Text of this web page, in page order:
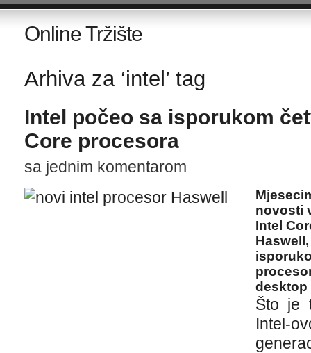
Online Tržište
Arhiva za ‘intel’ tag
Intel počeo sa isporukom
Core procesora
sa jednim komentarom
novosti
Intel
desktop
Što je
Intel-